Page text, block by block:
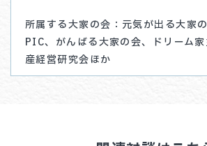
所属する大家の会：元気が出る大家の
PIC、がんばる大家の会、ドリーム
産経営研究会ほか